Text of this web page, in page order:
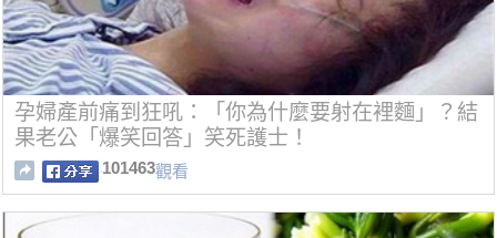
孕婦產前痛到狂吼：「你為什麼要射在裡麵」？結
果老公「爆笑回答」笑死護士！
101463觀看